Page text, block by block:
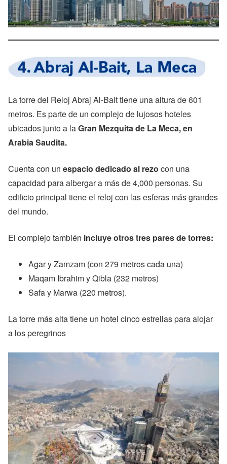
La torre del Reloj Abraj Al-Bait tiene una altura de 601
metros. Es parte de un complejo de lujosos hoteles
ubicados junto a laGran Mezquita de La Meca, en
Arabia Saudita.
Cuenta con un espacio dedicado al rezo con una
capacidad para albergar a más de 4,000 personas. Su
edificio principal tiene el reloj con las esferas más grandes
del mundo.
El complejo también incluye otros tres pares de torres:
Agar y Zamzam (con 279 metros cada una)
Maqam Ibrahim y Qibla (232 metros)
Safa y Marwa (220 metros).
La torre más alta tiene un hotel cinco estrellas para alojar
a los peregrinos